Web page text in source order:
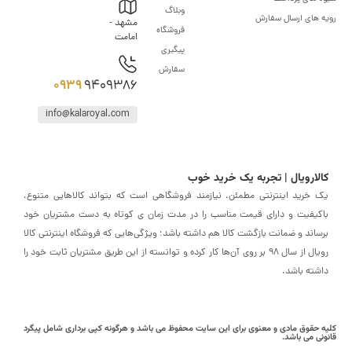
ارسال سفارش
مشهد -
09399409386
info@kalaroyal.com
| تجربه یک خرید خوب
اینترنتی مطمئن، نیازمند فروشگاهی است که بتواند کالاهایی متنوع،
و دارای قیمت مناسب را در مدت زمان ی کوتاه به دست مشتریان خود
و ضمانت بازگشت کالا هم داشته باشد؛ ویژگی‌هایی که فروشگاه اینترنتی کالا
رویال از سال 98 بر روی آن‌ها کار کرده و توانسته از این طریق مشتریان ثابت خود را
باشد.
مادی و معنوی برای این سایت محفوظ می باشد و هرگونه کپی برداری شامل پیگرد
می باشد.